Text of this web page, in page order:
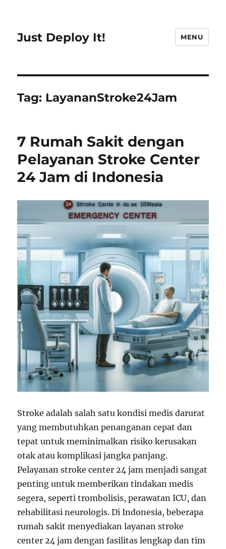
Just Deploy It! MENU
Tag: LayananStroke24Jam
7 Rumah Sakit dengan
Pelayanan Stroke Center
24 Jam di Indonesia
Stroke adalah salah satu kondisi medis darurat
yang membutuhkan penanganan cepat dan
tepat untuk meminimalkan risiko kerusakan
otak atau komplikasi jangka panjang.
Pelayanan stroke center 24 jam menjadi sangat
penting untuk memberikan tindakan medis
segera, seperti trombolisis, perawatan ICU, dan
rehabilitasi neurologis. Di Indonesia, beberapa
rumah sakit menyediakan layanan stroke
center 24 jam dengan fasilitas lengkap dan tim